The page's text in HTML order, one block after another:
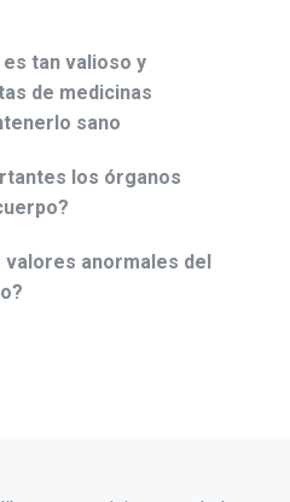
tan valioso y
de medicinas
sano
los órganos
valores anormales del